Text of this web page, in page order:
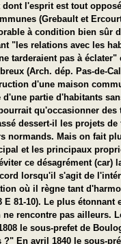
dont l'esprit est tout
(Grebault et
à condition bien sûr
"les relations avec les
tarderaient pas à
(Arch. dép. Pas-de-
d'une maison
d'une partie d'habitants
qu'occasionner
dessert-il les projets
normands. Mais on fait
et les principaux
ce désagrément
lorsqu'il s'agit de
où il règne tant
E 81-10). Le plus
rencontre pas ailleurs.
le sous-prefet de
?" En avril 1840 le sous-